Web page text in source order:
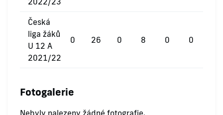
Česká
liga žáků
U 12 A
2021/22
0 26 0 8 0 0
Fotogalerie
Nebyly nalezeny žádné fotografie.